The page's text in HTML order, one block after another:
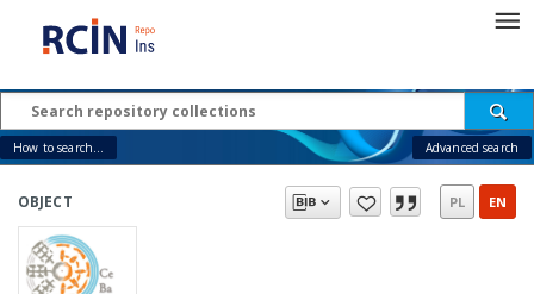
How to search... Advanced search
OBJECT PL EN